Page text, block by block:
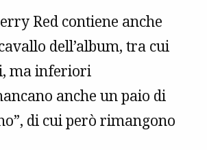
Red contiene anche
dell’album, tra cui
ma inferiori
anche un paio di
di cui però rimangono